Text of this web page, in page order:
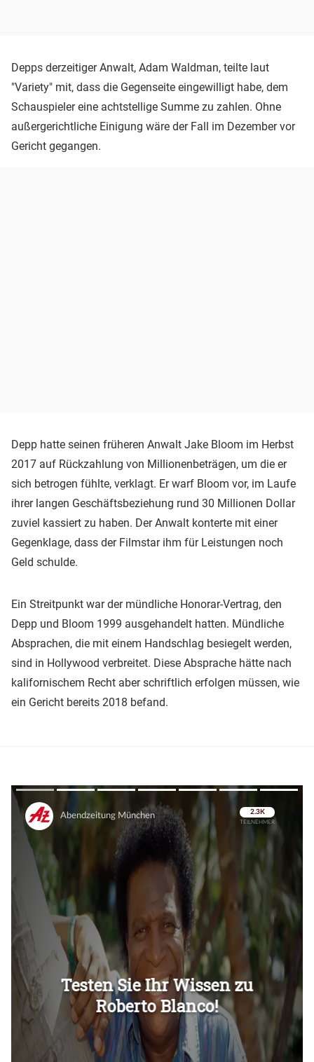
Depps derzeitiger Anwalt, Adam Waldman, teilte laut
"Variety" mit, dass die Gegenseite eingewilligt habe, dem
Schauspieler eine achtstellige Summe zu zahlen. Ohne
außergerichtliche Einigung wäre der Fall im Dezember vor
Gericht gegangen.
Depp hatte seinen früheren Anwalt Jake Bloom im Herbst
2017 auf Rückzahlung von Millionenbeträgen, um die er
sich betrogen fühlte, verklagt. Er warf Bloom vor, im Laufe
ihrer langen Geschäftsbeziehung rund 30 Millionen Dollar
zuviel kassiert zu haben. Der Anwalt konterte mit einer
Gegenklage, dass der Filmstar ihm für Leistungen noch
Geld schulde.
Ein Streitpunkt war der mündliche Honorar-Vertrag, den
Depp und Bloom 1999 ausgehandelt hatten. Mündliche
Absprachen, die mit einem Handschlag besiegelt werden,
sind in Hollywood verbreitet. Diese Absprache hätte nach
kalifornischem Recht aber schriftlich erfolgen müssen, wie
ein Gericht bereits 2018 befand.
Überspringen
Überspringen